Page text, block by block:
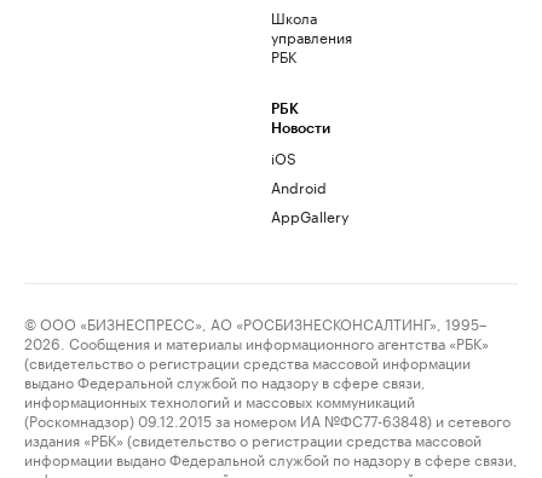
Школа
управления
РБК
РБК
Новости
iOS
Android
AppGallery
© ООО «БИЗНЕСПРЕСС», АО «РОСБИЗНЕСКОНСАЛТИНГ», 1995–
2026. Сообщения и материалы информационного агентства «РБК»
(свидетельство о регистрации средства массовой информации
выдано Федеральной службой по надзору в сфере связи,
информационных технологий и массовых коммуникаций
(Роскомнадзор) 09.12.2015 за номером ИА №ФС77-63848) и сетевого
издания «РБК» (свидетельство о регистрации средства массовой
информации выдано Федеральной службой по надзору в сфере связи,